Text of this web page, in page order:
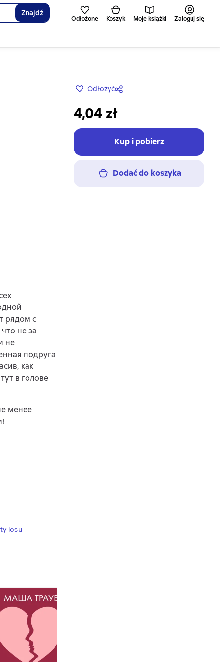
Znajdź
Odłożone Koszyk Moje książki Zaloguj się
Odłożyć
4,04 zł
Kup i pobierz
Dodać do koszyka
рядом с
не за
не
подруга
как
в голове
менее
losu